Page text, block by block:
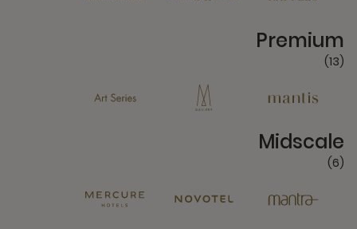
Premium
(13)
Midscale
(6)